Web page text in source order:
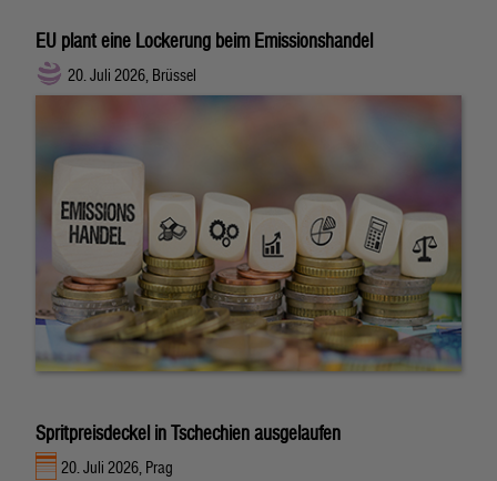
EU plant eine Lockerung beim Emissionshandel
20. Juli 2026, Brüssel
Spritpreisdeckel in Tschechien ausgelaufen
20. Juli 2026, Prag